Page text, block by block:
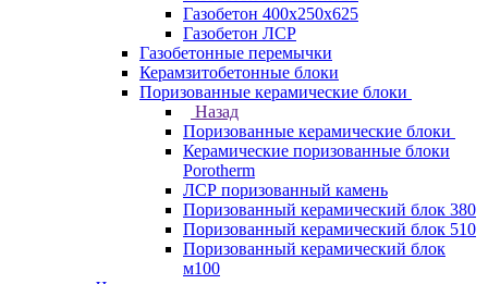
Газобетон 400х250х625
Газобетон ЛСР
Газобетонные перемычки
Керамзитобетонные блоки
Поризованные керамические блоки
Назад
Поризованные керамические блоки
Керамические поризованные блоки
Porotherm
ЛСР поризованный камень
Поризованный керамический блок 380
Поризованный керамический блок 510
Поризованный керамический блок
м100